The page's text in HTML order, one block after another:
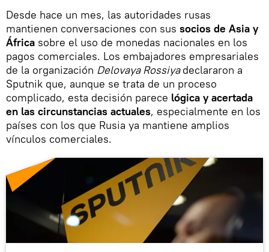
Desde hace un mes, las autoridades rusas
mantienen conversaciones con sus socios de Asia y
África sobre el uso de monedas nacionales en los
pagos comerciales. Los embajadores empresariales
de la organización Delovaya Rossiyadeclararon a
Sputnik que, aunque se trata de un proceso
complicado, esta decisión parece lógica y acertada
en las circunstancias actuales, especialmente en los
países con los que Rusia ya mantiene amplios
vínculos comerciales.